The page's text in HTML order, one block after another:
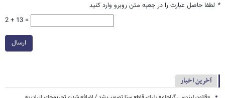
* لطفا حاصل عبارت را در جعبه متن روبرو وارد کنید
2 + 13 =
ارسال
آخرین اخبار